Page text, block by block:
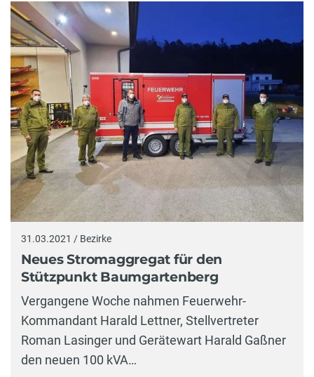
31.03.2021 / Bezirke
Neues Stromaggregat für den
Stützpunkt Baumgartenberg
Vergangene Woche nahmen Feuerwehr-
Kommandant Harald Lettner, Stellvertreter
Roman Lasinger und Gerätewart Harald Gaßner
den neuen 100 kVA…